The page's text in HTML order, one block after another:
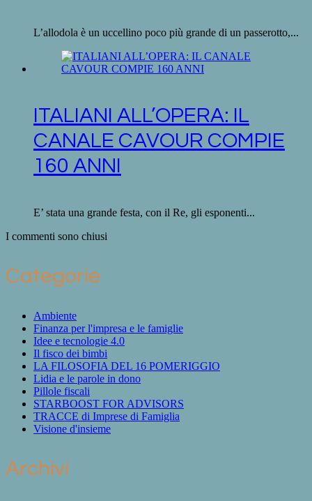
L’allodola è un uccellino poco più grande di un passerotto,...
ITALIANI ALL’OPERA: IL
CANALE CAVOUR COMPIE
160 ANNI
E’ stata una grande festa, con il Re, gli esponenti...
I commenti sono chiusi
Categorie
Ambiente
Finanza per l'impresa e le famiglie
Idee e tecnologie 4.0
Il fisco dei bimbi
LA FILOSOFIA DEL 16 POMERIGGIO
Lidia e le parole in dono
Pillole fiscali
STARBOOST FOR ADVISORS
TRACCE di Imprese di Famiglia
Visione d'insieme
Archivi